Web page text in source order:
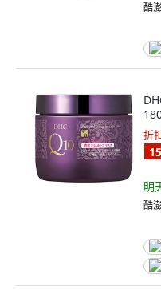
酷
折
15
明
酷